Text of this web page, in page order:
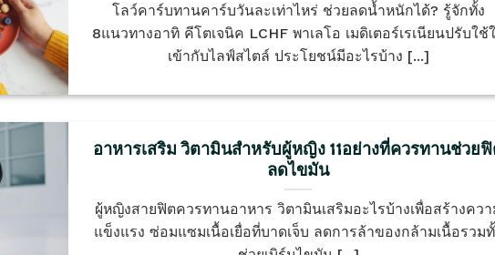
โลว์คาร์บทานคาร์บวันละเท่าไหร่ ช่วยลดน้ำหนักได้? รู้จักทั้ง
8แนวทางอาทิ คีโตเจนิค LCHF พาเลโอ เมดิเตอร์เรเนียนปรับใช้
เข้ากับไลฟ์สไตล์ ประโยชน์มีอะไรบ้าง [...]
อาหารเสริม วิตามินสำหรับผู้หญิง 11อย่างที่ควรทานช่วย
ลดไขมัน
ผู้หญิงสายฟิตควรทานอาหาร วิตามินเสริมอะไรบ้างเพื่อสร้างควา
แข็งแรง ซ่อมแซมเนื้อเยื่อที่บาดเจ็บ ลดการล้าของกล้ามเนื้อรวม